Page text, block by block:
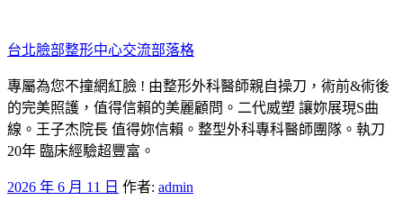
至
主
要
內
容
台北臉部整形中心交流部落格
專屬為您不撞網紅臉 ! 由整形外科醫師親自操刀，術前&術後
的完美照護，值得信賴的美麗顧問。二代威塑 讓妳展現S曲
線。王子杰院長 值得妳信賴。整型外科專科醫師團隊。執刀
20年 臨床經驗超豐富。
發
2026 年 6 月 11 日 作者: admin